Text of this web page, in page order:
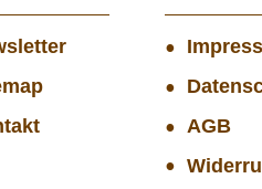
AGB